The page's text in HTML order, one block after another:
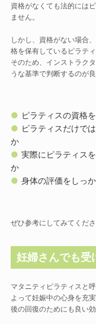
資格がなくても法的には
ません。
しかし、資格がない場合
格を保有しているピラテ
そのため、インストラク
うな基準で判断するのが良
ピラティスの資格
ピラティスだけで
か
実際にピラティス
か
身体の評価をしっ
ぜひ参考にしてみてくださ
妊婦さんでも受
マタニティピラティスと
よって妊娠中の心身を充
後の回復のためにも良い